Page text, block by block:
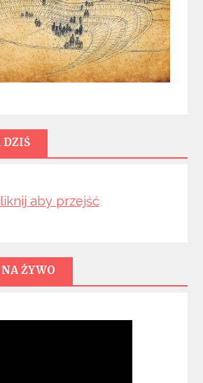
aby przejść
ŻYWO